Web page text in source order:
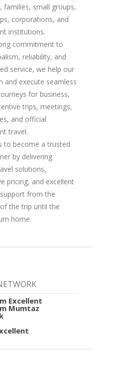
families, small groups,
corporations, and
institutions.
commitment to
reliability, and
service, we help our
and execute seamless
for business,
trips, meetings,
and official
travel.
to become a trusted
by delivering
solutions,
pricing, and excellent
from the
the trip until the
home.
Excellent
Mumtaz